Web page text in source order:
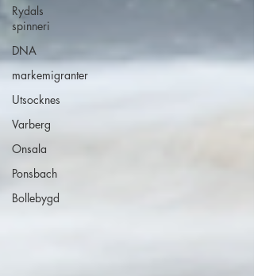
Rydals
spinneri
DNA
markemigranter
Utsocknes
Varberg
Onsala
Ponsbach
Bollebygd